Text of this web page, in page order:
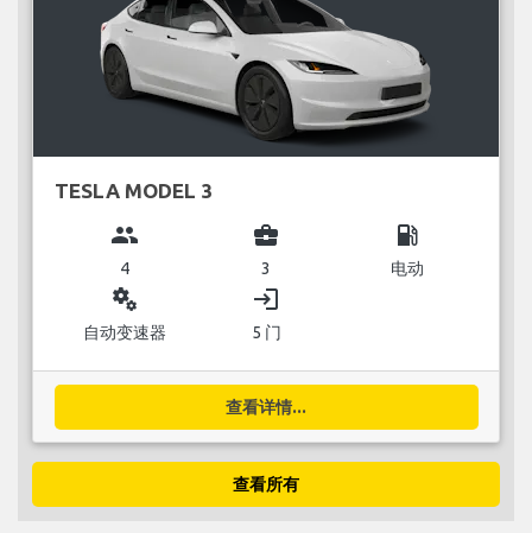
TESLA MODEL 3
group
4
business_center
3
local_gas_station
电动
miscellaneous_services
自动变速器
login
5 门
查看详情...
查看所有